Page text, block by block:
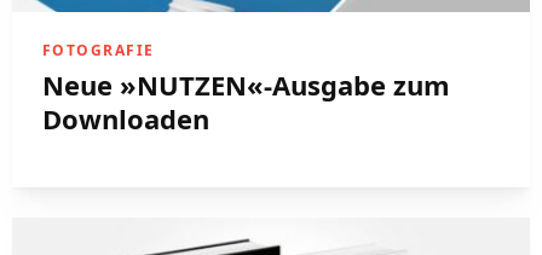
FOTOGRAFIE
Neue »NUTZEN«-Ausgabe zum
Downloaden